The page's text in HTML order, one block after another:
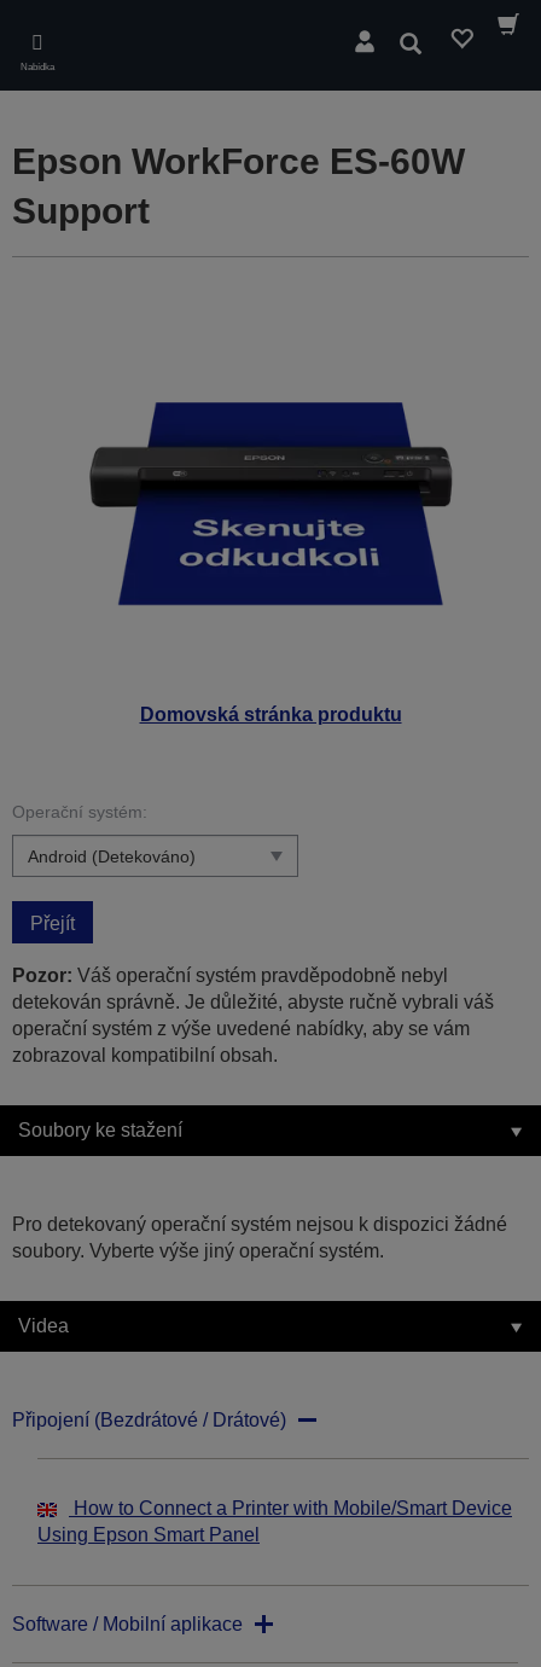
main
content
Nabídka
Hledat
Domovská stránka produktu
Epson WorkForce ES-60W
Support
Operační systém:
Přejít
Pozor: Váš operační systém pravděpodobně nebyl
detekován správně. Je důležité, abyste ručně vybrali váš
operační systém z výše uvedené nabídky, aby se vám
zobrazoval kompatibilní obsah.
Soubory ke stažení
Pro detekovaný operační systém nejsou k dispozici žádné
soubory. Vyberte výše jiný operační systém.
Videa
Připojení (Bezdrátové / Drátové)
How to Connect a Printer with Mobile/Smart Device
Using Epson Smart Panel
Software / Mobilní aplikace